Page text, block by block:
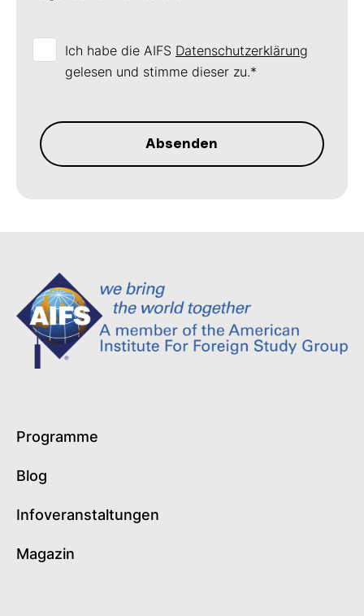
Ich habe die AIFS Datenschutzerklärung
gelesen und stimme dieser zu.*
Programme
Blog
Infoveranstaltungen
Magazin